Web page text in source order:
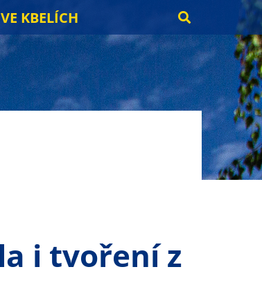
KBELÍCH
i tvoření z